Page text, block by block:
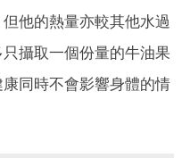
他的熱量亦較其他水過
攝取一個份量的牛油果
同時不會影響身體的情